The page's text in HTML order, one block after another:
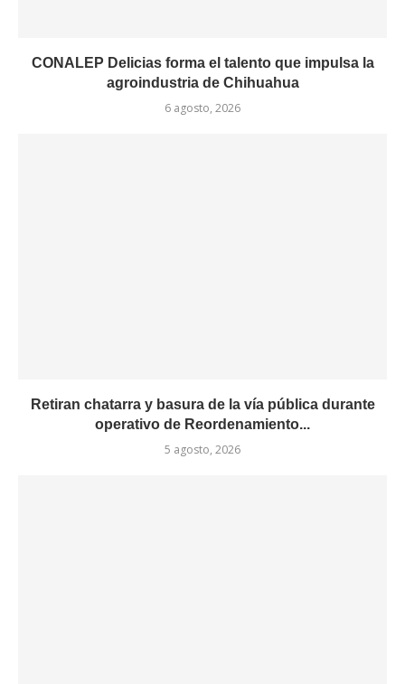
CONALEP Delicias forma el talento que impulsa la
agroindustria de Chihuahua
6 agosto, 2026
Retiran chatarra y basura de la vía pública durante
operativo de Reordenamiento...
5 agosto, 2026